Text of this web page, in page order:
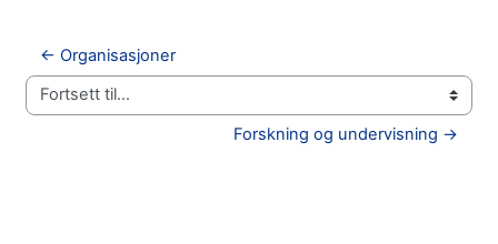
← Organisasjoner
Fortsett til...
Forskning og undervisning →